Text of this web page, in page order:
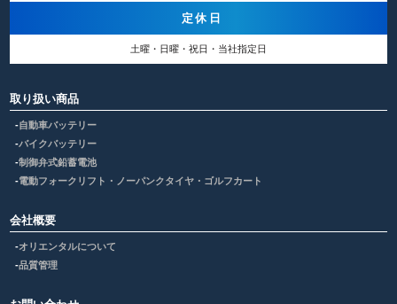
定休日
土曜・日曜・祝日・当社指定日
取り扱い商品
自動車バッテリー
バイクバッテリー
制御弁式鉛蓄電池
電動フォークリフト・ノーパンクタイヤ・ゴルフカート
会社概要
オリエンタルについて
品質管理